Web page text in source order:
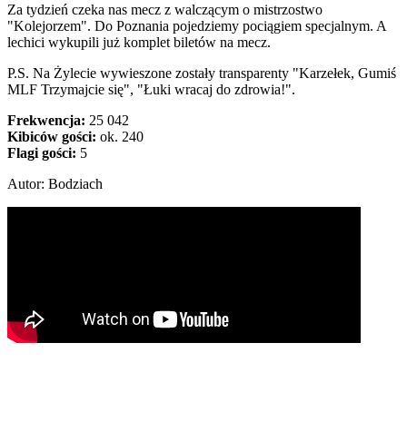
Za tydzień czeka nas mecz z walczącym o mistrzostwo
"Kolejorzem". Do Poznania pojedziemy pociągiem specjalnym. A
lechici wykupili już komplet biletów na mecz.
P.S. Na Żylecie wywieszone zostały transparenty "Karzełek, Gumiś
MLF Trzymajcie się", "Łuki wracaj do zdrowia!".
Frekwencja: 25 042
Kibiców gości: ok. 240
Flagi gości: 5
Autor: Bodziach